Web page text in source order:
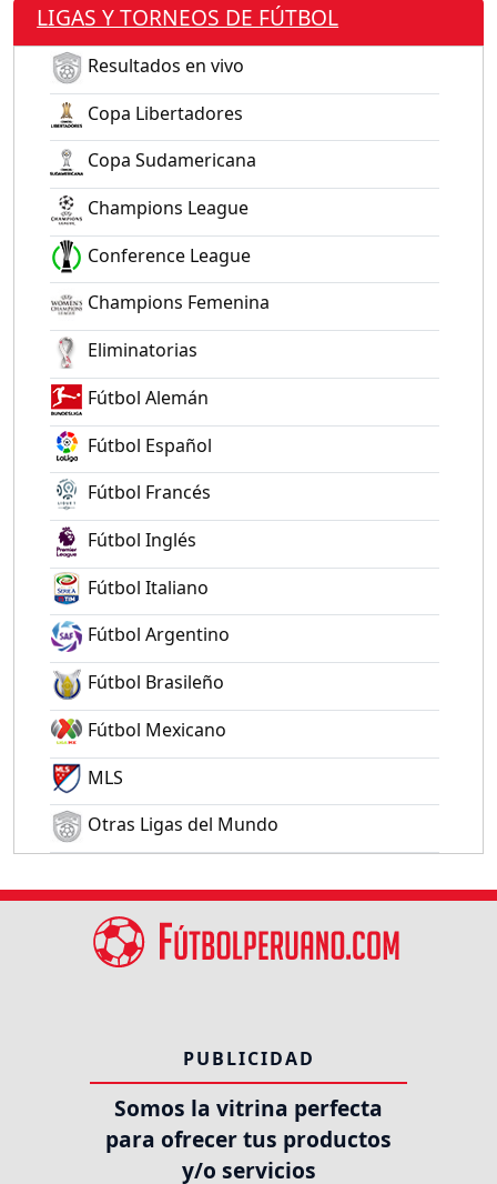
LIGAS Y TORNEOS DE FÚTBOL
Resultados en vivo
Copa Libertadores
Copa Sudamericana
Champions League
Conference League
Champions Femenina
Eliminatorias
Fútbol Alemán
Fútbol Español
Fútbol Francés
Fútbol Inglés
Fútbol Italiano
Fútbol Argentino
Fútbol Brasileño
Fútbol Mexicano
MLS
Otras Ligas del Mundo
PUBLICIDAD
Somos la vitrina perfecta
para ofrecer tus productos
y/o servicios